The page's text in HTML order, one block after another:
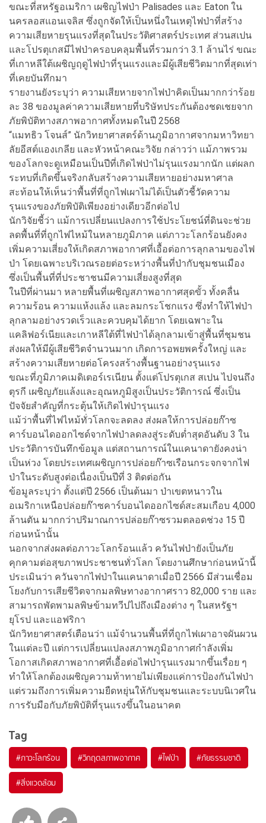
ขณะที่สหรัฐอเมริกา เผชิญไฟป่า Palisades และ Eaton ใน
นครลอสแอนเจลิส ซึ่งถูกจัดให้เป็นหนึ่งในเหตุไฟป่าที่สร้าง
ความเสียหายรุนแรงที่สุดในประวัติศาสตร์ประเทศ ส่วนสเปน
และโปรตุเกสมีไฟป่าครอบคลุมพื้นที่รวมกว่า 3.1 ล้านไร่ ขณะ
ที่เกาหลีใต้เผชิญฤดูไฟป่าที่รุนแรงและมีผู้เสียชีวิตมากที่สุดเท่า
ที่เคยบันทึกมา
รายงานยังระบุว่า ความเสียหายจากไฟป่าคิดเป็นมากกว่าร้อย
ละ 38 ของมูลค่าความเสียหายที่บริษัทประกันต้องชดเชยจาก
ภัยพิบัติทางสภาพอากาศทั้งหมดในปี 2568
“แมทธิว โจนส์” นักวิทยาศาสตร์ด้านภูมิอากาศจากมหาวิทยา
ลัยอีสต์แองเกลีย และหัวหน้าคณะวิจัย กล่าวว่า แม้ภาพรวม
ของโลกจะดูเหมือนเป็นปีที่เกิดไฟป่าไม่รุนแรงมากนัก แต่ผลก
ระทบที่เกิดขึ้นจริงกลับสร้างความเสียหายอย่างมหาศาล
สะท้อนให้เห็นว่าพื้นที่ที่ถูกไฟเผาไม่ได้เป็นตัวชี้วัดความ
รุนแรงของภัยพิบัติเพียงอย่างเดียวอีกต่อไป
นักวิจัยชี้ว่า แม้การเปลี่ยนแปลงการใช้ประโยชน์ที่ดินจะช่วย
ลดพื้นที่ที่ถูกไฟไหม้ในหลายภูมิภาค แต่ภาวะโลกร้อนยังคง
เพิ่มความเสี่ยงให้เกิดสภาพอากาศที่เอื้อต่อการลุกลามของไฟ
ป่า โดยเฉพาะบริเวณรอยต่อระหว่างพื้นที่ป่ากับชุมชนเมือง
ซึ่งเป็นพื้นที่ที่ประชาชนมีความเสี่ยงสูงที่สุด
ในปีที่ผ่านมา หลายพื้นที่เผชิญสภาพอากาศสุดขั้ว ทั้งคลื่น
ความร้อน ความแห้งแล้ง และลมกระโชกแรง ซึ่งทำให้ไฟป่า
ลุกลามอย่างรวดเร็วและควบคุมได้ยาก โดยเฉพาะใน
แคลิฟอร์เนียและเกาหลีใต้ที่ไฟป่าได้ลุกลามเข้าสู่พื้นที่ชุมชน
ส่งผลให้มีผู้เสียชีวิตจำนวนมาก เกิดการอพยพครั้งใหญ่ และ
สร้างความเสียหายต่อโครงสร้างพื้นฐานอย่างรุนแรง
ขณะที่ภูมิภาคเมดิเตอร์เรเนียน ตั้งแต่โปรตุเกส สเปน ไปจนถึง
ตุรกี เผชิญภัยแล้งและอุณหภูมิสูงเป็นประวัติการณ์ ซึ่งเป็น
ปัจจัยสำคัญที่กระตุ้นให้เกิดไฟป่ารุนแรง
แม้ว่าพื้นที่ไฟไหม้ทั่วโลกจะลดลง ส่งผลให้การปล่อยก๊าซ
คาร์บอนไดออกไซด์จากไฟป่าลดลงสู่ระดับต่ำสุดอันดับ 3 ใน
ประวัติการบันทึกข้อมูล แต่สถานการณ์ในแคนาดายังคงน่า
เป็นห่วง โดยประเทศเผชิญการปล่อยก๊าซเรือนกระจกจากไฟ
ป่าในระดับสูงต่อเนื่องเป็นปีที่ 3 ติดต่อกัน
ข้อมูลระบุว่า ตั้งแต่ปี 2566 เป็นต้นมา ป่าเขตหนาวใน
อเมริกาเหนือปล่อยก๊าซคาร์บอนไดออกไซด์สะสมเกือบ 4,000
ล้านตัน มากกว่าปริมาณการปล่อยก๊าซรวมตลอดช่วง 15 ปี
ก่อนหน้านั้น
นอกจากส่งผลต่อภาวะโลกร้อนแล้ว ควันไฟป่ายังเป็นภัย
คุกคามต่อสุขภาพประชาชนทั่วโลก โดยงานศึกษาก่อนหน้านี้
ประเมินว่า ควันจากไฟป่าในแคนาดาเมื่อปี 2566 มีส่วนเชื่อม
โยงกับการเสียชีวิตจากมลพิษทางอากาศราว 82,000 ราย และ
สามารถพัดพามลพิษข้ามทวีปไปถึงเมืองต่าง ๆ ในสหรัฐฯ
ยุโรป และแอฟริกา
นักวิทยาศาสตร์เตือนว่า แม้จำนวนพื้นที่ที่ถูกไฟเผาอาจผันผวน
ในแต่ละปี แต่การเปลี่ยนแปลงสภาพภูมิอากาศกำลังเพิ่ม
โอกาสเกิดสภาพอากาศที่เอื้อต่อไฟป่ารุนแรงมากขึ้นเรื่อย ๆ
ทำให้โลกต้องเผชิญความท้าทายไม่เพียงแค่การป้องกันไฟป่า
แต่รวมถึงการเพิ่มความยืดหยุ่นให้กับชุมชนและระบบนิเวศใน
การรับมือกับภัยพิบัติที่รุนแรงขึ้นในอนาคต
Tag
#ภาวะโลกร้อน #วิกฤตสภาพอากาศ #ไฟป่า #ภัยธรรมชาติ
#สิ่งแวดล้อม